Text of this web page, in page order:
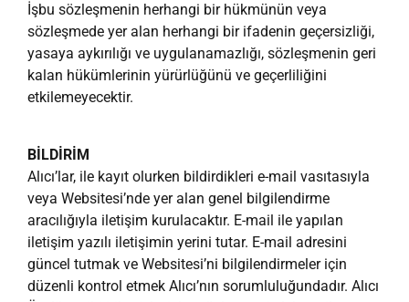
İşbu sözleşmenin herhangi bir hükmünün veya
sözleşmede yer alan herhangi bir ifadenin geçersizliği,
yasaya aykırılığı ve uygulanamazlığı, sözleşmenin geri
kalan hükümlerinin yürürlüğünü ve geçerliliğini
etkilemeyecektir.
BİLDİRİM
Alıcı’lar, ile kayıt olurken bildirdikleri e-mail vasıtasıyla
veya Websitesi’nde yer alan genel bilgilendirme
aracılığıyla iletişim kurulacaktır. E-mail ile yapılan
iletişim yazılı iletişimin yerini tutar. E-mail adresini
güncel tutmak ve Websitesi’ni bilgilendirmeler için
düzenli kontrol etmek Alıcı’nın sorumluluğundadır. Alıcı